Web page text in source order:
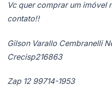
Vc quer comprar um imóvel
contato!!
Gilson Varallo Cembranelli
Crecisp216863
Zap 12 99714-1953